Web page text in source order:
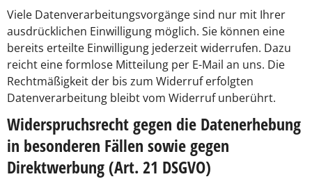
Viele Datenverarbeitungsvorgänge sind nur mit Ihrer
ausdrücklichen Einwilligung möglich. Sie können eine
bereits erteilte Einwilligung jederzeit widerrufen. Dazu
reicht eine formlose Mitteilung per E-Mail an uns. Die
Rechtmäßigkeit der bis zum Widerruf erfolgten
Datenverarbeitung bleibt vom Widerruf unberührt.
Widerspruchsrecht gegen die Datenerhebung
in besonderen Fällen sowie gegen
Direktwerbung (Art. 21 DSGVO)